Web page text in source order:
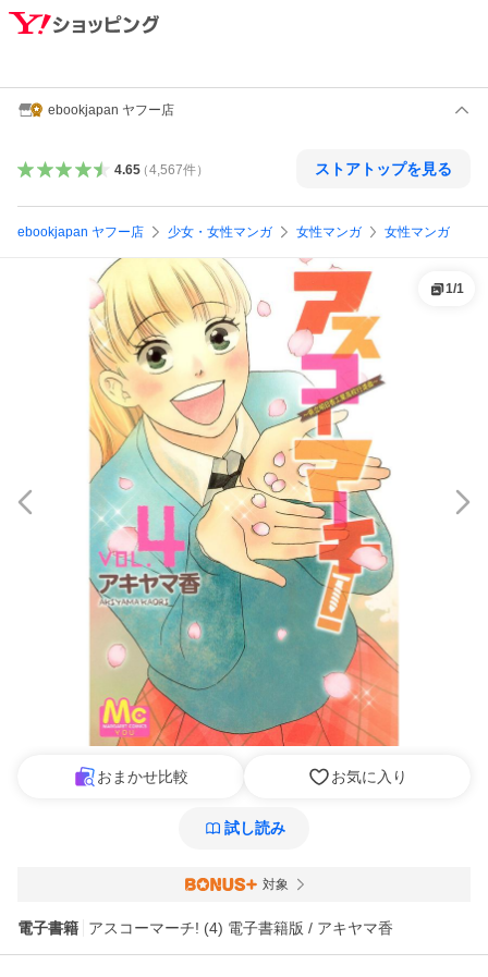
ebookjapan ヤフー店
4.65（4,567件） ストアトップを見る
ebookjapan ヤフー店 少女・女性マンガ 女性マンガ 女性マンガ
1/1
おまかせ比較 お気に入り
試し読み
対象
電子書籍 アスコーマーチ! (4) 電子書籍版 / アキヤマ香